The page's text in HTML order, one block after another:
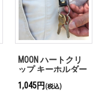
MOON ハートクリ
ップ キーホルダー
1,045円 (税込)